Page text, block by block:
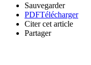
Sauvegarder
PDFTélécharger
Citer cet article
Partager